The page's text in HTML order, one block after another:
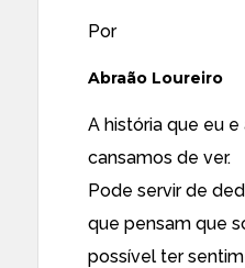
Por
Abraão Loureiro
A história que eu
cansamos de ver.
Pode servir de
que pensam que
possível ter